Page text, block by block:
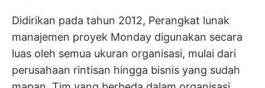
Didirikan pada tahun 2012, Perangkat lunak
manajemen proyek Monday digunakan secara
luas oleh semua ukuran organisasi, mulai dari
perusahaan rintisan hingga bisnis yang sudah